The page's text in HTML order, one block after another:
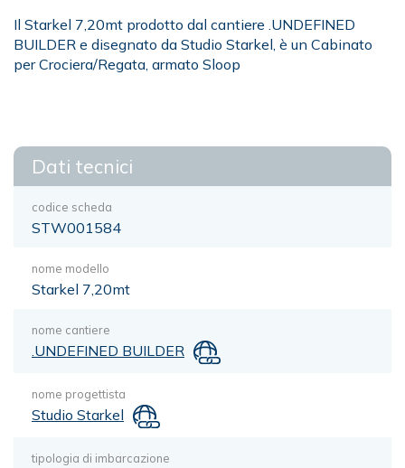
Il Starkel 7,20mt prodotto dal cantiere .UNDEFINED
BUILDER e disegnato da Studio Starkel, è un Cabinato
per Crociera/Regata, armato Sloop
Dati tecnici
codice scheda
STW001584
nome modello
Starkel 7,20mt
nome cantiere
.UNDEFINED BUILDER
nome progettista
Studio Starkel
tipologia di imbarcazione